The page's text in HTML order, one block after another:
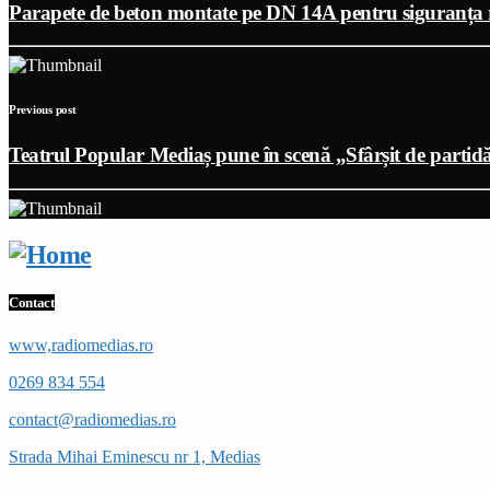
Parapete de beton montate pe DN 14A pentru siguranța
Previous post
Teatrul Popular Mediaș pune în scenă „Sfârșit de
Contact
www,radiomedias.ro
0269 834 554
contact@radiomedias.ro
Strada Mihai Eminescu nr 1, Medias